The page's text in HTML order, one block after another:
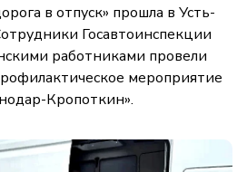
в отпуск» прошла в Усть-
Госавтоинспекции
работниками провели
мероприятие
Кропоткин».